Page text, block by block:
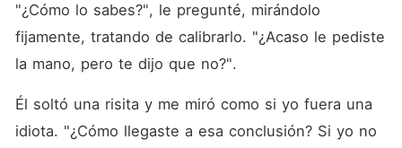
"¿Cómo lo sabes?", le pregunté, mirándolo
fijamente, tratando de calibrarlo. "¿Acaso le pediste
la mano, pero te dijo que no?".
Él soltó una risita y me miró como si yo fuera una
idiota. "¿Cómo llegaste a esa conclusión? Si yo no